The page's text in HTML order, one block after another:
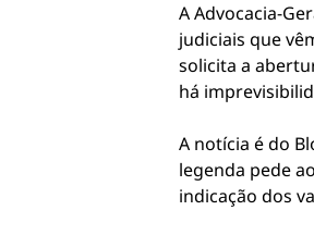
A Advocacia-
judiciais que
solicita a
há
A notícia é do
legenda pede
indicação dos